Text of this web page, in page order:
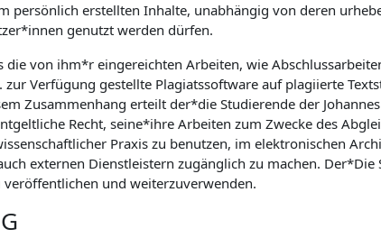
erstellten Inhalte, unabhängig von deren
genutzt werden dürfen.
von ihm*r eingereichten Arbeiten, wie
Verfügung gestellte Plagiatssoftware auf plagiierte
Zusammenhang erteilt der*die Studierende der
Recht, seine*ihre Arbeiten zum Zwecke des
Praxis zu benutzen, im elektronischen
externen Dienstleistern zugänglich zu machen.
und weiterzuverwenden.